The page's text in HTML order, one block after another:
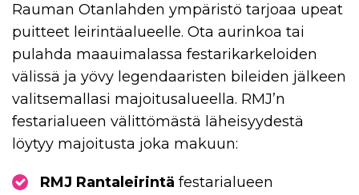
Rauman Otanlahden ympäristö tarjoaa upeat
puitteet leirintäalueelle. Ota aurinkoa tai
pulahda maauimalassa festarikarkeloiden
välissä ja yövy legendaaristen bileiden jälkeen
valitsemallasi majoitusalueella. RMJ’n
festarialueen välittömästä läheisyydestä
löytyy majoitusta joka makuun:
RMJ Rantaleirintä festarialueen